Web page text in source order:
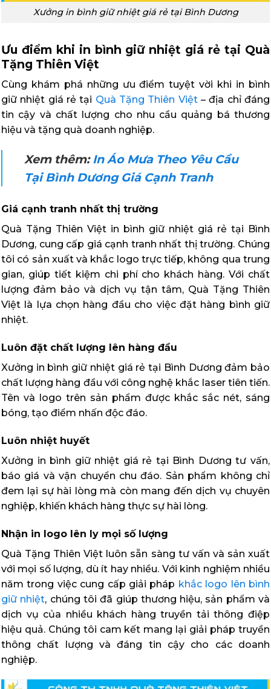
Xưởng in bình giữ nhiệt giá rẻ tại Bình Dương
Ưu điểm khi in bình giữ nhiệt giá rẻ tại Quà
Tặng Thiên Việt
Cùng khám phá những ưu điểm tuyệt vời khi in bình
giữ nhiệt giá rẻ tại Quà Tặng Thiên Việt– địa chỉ đáng
tin cậy và chất lượng cho nhu cầu quảng bá thương
hiệu và tặng quà doanh nghiệp.
Xem thêm:In Áo Mưa Theo Yêu Cầu
Tại Bình Dương Giá Cạnh Tranh
Giá cạnh tranh nhất thị trường
Quà Tặng Thiên Việt in bình giữ nhiệt giá rẻ tại Bình
Dương, cung cấp giá cạnh tranh nhất thị trường. Chúng
tôi có sản xuất và khắc logo trực tiếp, không qua trung
gian, giúp tiết kiệm chi phí cho khách hàng. Với chất
lượng đảm bảo và dịch vụ tận tâm, Quà Tặng Thiên
Việt là lựa chọn hàng đầu cho việc đặt hàng bình giữ
nhiệt.
Luôn đặt chất lượng lên hàng đầu
Xưởng in bình giữ nhiệt giá rẻ tại Bình Dương đảm bảo
chất lượng hàng đầu với công nghệ khắc laser tiên tiến.
Tên và logo trên sản phẩm được khắc sắc nét, sáng
bóng, tạo điểm nhấn độc đáo.
Luôn nhiệt huyết
Xưởng in bình giữ nhiệt giá rẻ tại Bình Dương tư vấn,
báo giá và vận chuyển chu đáo. Sản phẩm không chỉ
đem lại sự hài lòng mà còn mang đến dịch vụ chuyên
nghiệp, khiến khách hàng thực sự hài lòng.
Nhận in logo lên ly mọi số lượng
Quà Tặng Thiên Việt luôn sẵn sàng tư vấn và sản xuất
với mọi số lượng, dù ít hay nhiều. Với kinh nghiệm nhiều
năm trong việc cung cấp giải pháp khắc logo lên bình
giữ nhiệt, chúng tôi đã giúp thương hiệu, sản phẩm và
dịch vụ của nhiều khách hàng truyền tải thông điệp
hiệu quả. Chúng tôi cam kết mang lại giải pháp truyền
thông chất lượng và đáng tin cậy cho các doanh
nghiệp.